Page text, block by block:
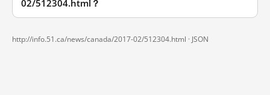
02/512304.html？
http://info.51.ca/news/canada/2017-02/512304.html · JSON